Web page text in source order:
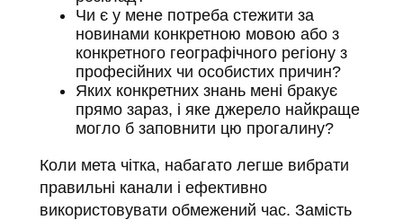
Чи є у мене потреба стежити за
новинами конкретною мовою або з
конкретного географічного регіону з
професійних чи особистих причин?
Яких конкретних знань мені бракує
прямо зараз, і яке джерело найкраще
могло б заповнити цю прогалину?
Коли мета чітка, набагато легше вибрати
правильні канали і ефективно
використовувати обмежений час. Замість